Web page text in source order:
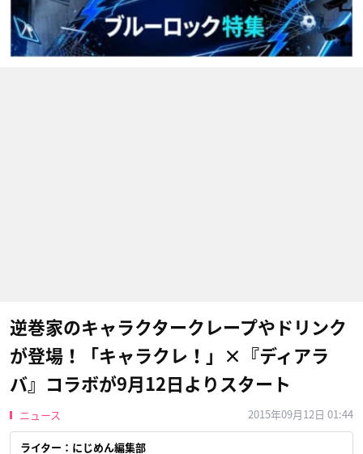
逆巻家のキャラクタークレープやドリンク
が登場！「キャラクレ！」×『ディアラ
バ』コラボが9月12日よりスタート
ニュース 2015年09月12日 01:44
ライター：にじめん編集部